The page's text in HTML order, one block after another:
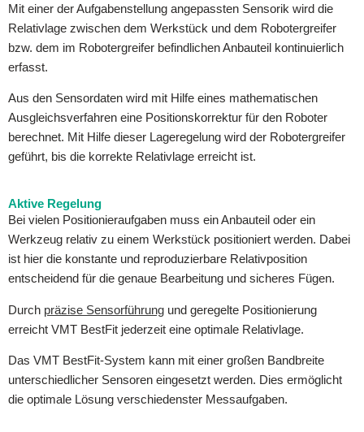
Mit einer der Aufgabenstellung angepassten Sensorik wird die
Relativlage zwischen dem Werkstück und dem Robotergreifer
bzw. dem im Robotergreifer befindlichen Anbauteil kontinuierlich
erfasst.
Aus den Sensordaten wird mit Hilfe eines mathematischen
Ausgleichsverfahren eine Positionskorrektur für den Roboter
berechnet. Mit Hilfe dieser Lageregelung wird der Robotergreifer
geführt, bis die korrekte Relativlage erreicht ist.
Aktive Regelung
Bei vielen Positionieraufgaben muss ein Anbauteil oder ein
Werkzeug relativ zu einem Werkstück positioniert werden. Dabei
ist hier die konstante und reproduzierbare Relativposition
entscheidend für die genaue Bearbeitung und sicheres Fügen.
Durch präzise Sensorführung und geregelte Positionierung
erreicht VMT BestFit jederzeit eine optimale Relativlage.
Das VMT BestFit-System kann mit einer großen Bandbreite
unterschiedlicher Sensoren eingesetzt werden. Dies ermöglicht
die optimale Lösung verschiedenster Messaufgaben.